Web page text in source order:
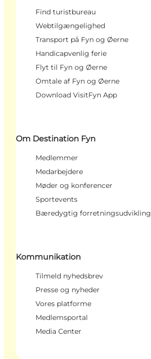
Find turistbureau
Webtilgængelighed
Transport på Fyn og Øerne
Handicapvenlig ferie
Flyt til Fyn og Øerne
Omtale af Fyn og Øerne
Download VisitFyn App
Om Destination Fyn
Medlemmer
Medarbejdere
Møder og konferencer
Sportevents
Bæredygtig forretningsudvikling
Kommunikation
Tilmeld nyhedsbrev
Presse og nyheder
Vores platforme
Medlemsportal
Media Center